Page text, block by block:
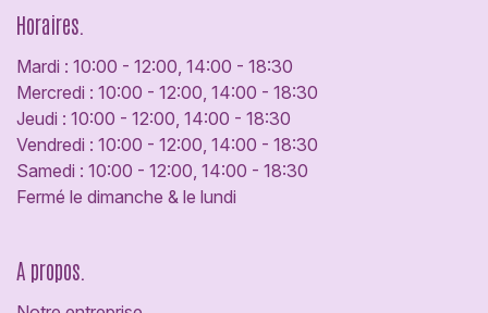
Horaires.
Mardi : 10:00 - 12:00, 14:00 - 18:30
Mercredi : 10:00 - 12:00, 14:00 - 18:30
Jeudi : 10:00 - 12:00, 14:00 - 18:30
Vendredi : 10:00 - 12:00, 14:00 - 18:30
Samedi : 10:00 - 12:00, 14:00 - 18:30
Fermé le dimanche & le lundi
A propos.